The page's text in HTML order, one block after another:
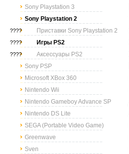
Sony Playstation 3
Sony Playstation 2
???? Приставки Sony Playstation 2
???? Игры PS2
????
Аксессуары PS2
Sony PSP
Microsoft XBox 360
Nintendo Wii
Nintendo Gameboy Advance SP
Nintendo DS Lite
SEGA (Portable Video Game)
Greenwave
Sven